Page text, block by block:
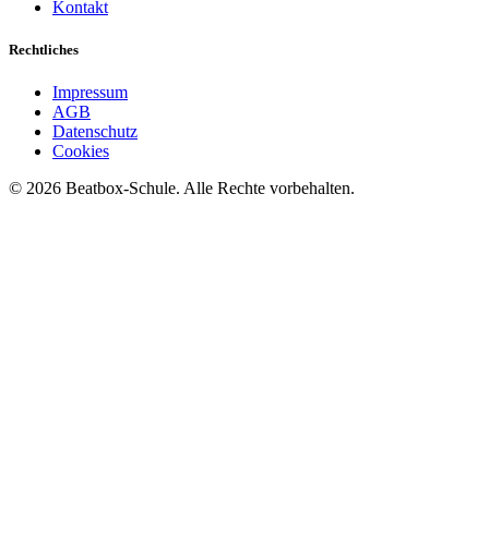
Kontakt
Rechtliches
Impressum
AGB
Datenschutz
Cookies
© 2026 Beatbox-Schule. Alle Rechte vorbehalten.